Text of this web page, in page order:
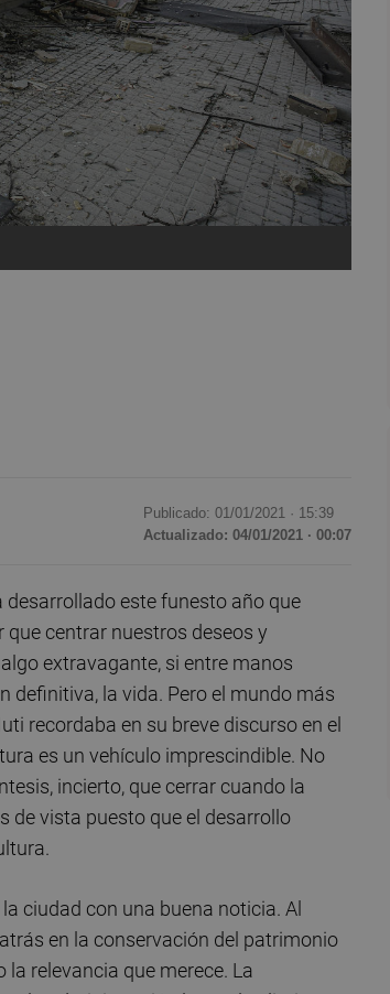
Publicado: 01/01/2021 · 15:39
Actualizado: 04/01/2021 · 00:07
desarrollado este funesto año que
que centrar nuestros deseos y
extravagante, si entre manos
definitiva, la vida. Pero el mundo más
recordaba en su breve discurso en el
es un vehículo imprescindible. No
incierto, que cerrar cuando la
de vista puesto que el desarrollo
ciudad con una buena noticia. Al
en la conservación del patrimonio
relevancia que merece. La